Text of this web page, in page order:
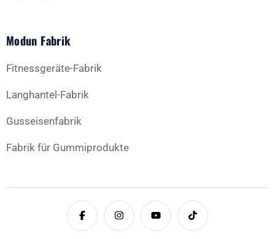
Modun Fabrik
Fitnessgeräte-Fabrik
Langhantel-Fabrik
Gusseisenfabrik
Fabrik für Gummiprodukte